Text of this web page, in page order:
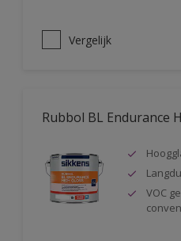
Vergelijk
Rubbol BL Endurance
VOC